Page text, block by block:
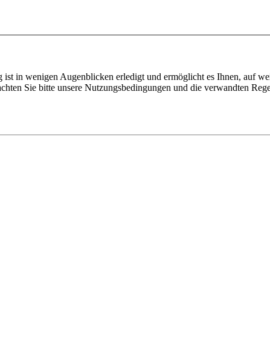
in wenigen Augenblicken erledigt und ermöglicht es Ihnen, auf
Sie bitte unsere Nutzungsbedingungen und die verwandten